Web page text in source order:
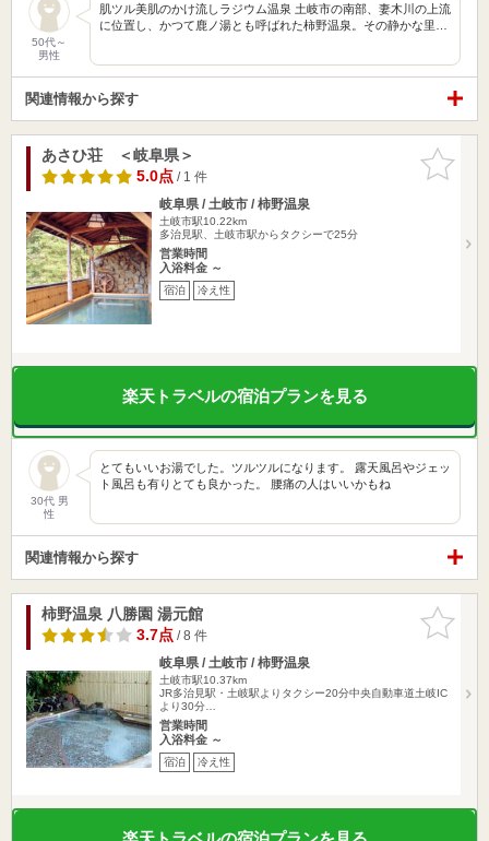
50代～
男性
肌ツル美肌のかけ流しラジウム温泉 土岐市の南部、妻木川の上流
に位置し、かつて鹿ノ湯とも呼ばれた柿野温泉。その静かな里…
関連情報から探す
お気に入
りに追加
あさひ荘 ＜岐阜県＞
5.0点/ 1 件
岐阜県 / 土岐市 / 柿野温泉
土岐市駅10.22km
多治見駅、土岐市駅からタクシーで25分
営業時間
入浴料金 ～
宿泊 冷え性
楽天トラベルの宿泊プランを見る
30代 男
性
とてもいいお湯でした。ツルツルになります。 露天風呂やジェッ
ト風呂も有りとても良かった。 腰痛の人はいいかもね
関連情報から探す
お気に入
りに追加
柿野温泉 八勝園 湯元館
3.7点/ 8 件
岐阜県 / 土岐市 / 柿野温泉
土岐市駅10.37km
JR多治見駅・土岐駅よりタクシー20分中央自動車道土岐IC
より30分…
営業時間
入浴料金 ～
宿泊 冷え性